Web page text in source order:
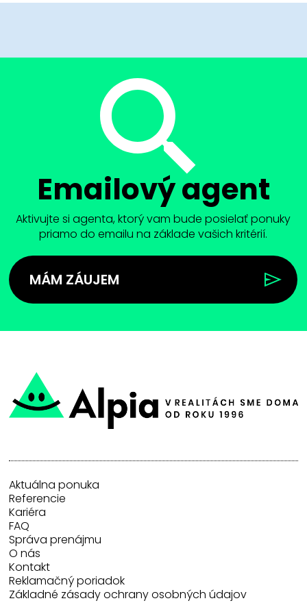
Emailový agent
Aktivujte si agenta, ktorý vam bude posielať ponuky
priamo do emailu na základe vašich kritérií.
MÁM ZÁUJEM
Aktuálna ponuka
Referencie
Kariéra
FAQ
Správa prenájmu
O nás
Kontakt
Reklamačný poriadok
Základné zásady ochrany osobných údajov